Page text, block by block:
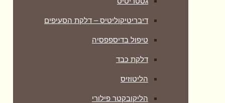
דיבריטיקוליטיס – דלקת הסעיפים
טיפול בדיספפסיה
דלקת כבד
הליטוזיס
הליקובקטר פילורי